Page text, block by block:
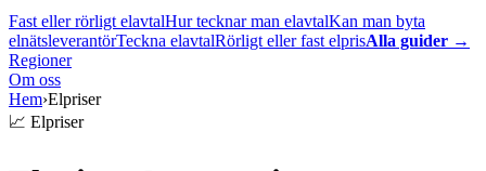
Fast eller rörligt elavtalHur tecknar man elavtalKan man byta
elnätsleverantörTeckna elavtalRörligt eller fast elprisAlla guider →
Regioner
Om oss
Hem›Elpriser
📈 Elpriser